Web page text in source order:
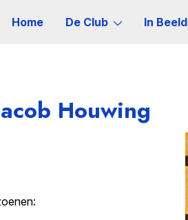
Home De Club In Beeld
Houwing